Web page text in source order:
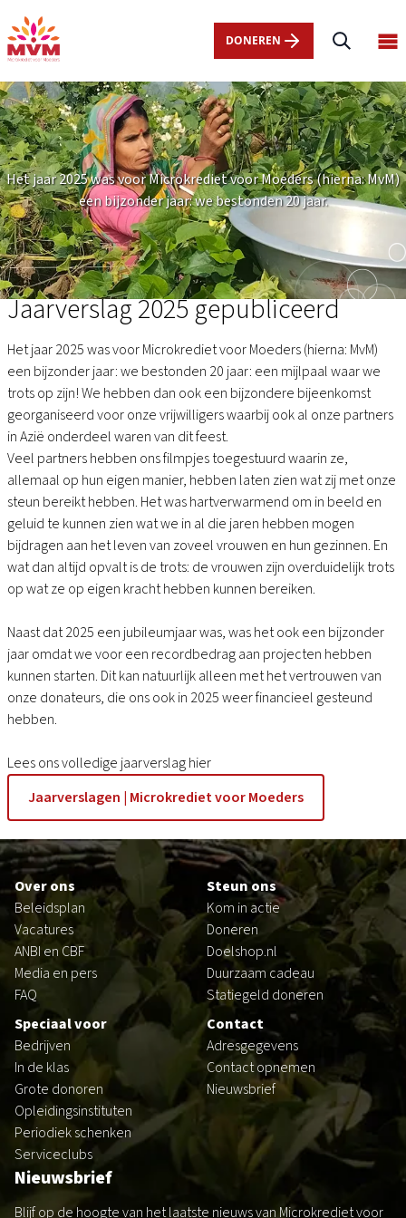
en
naar
inhoud
gaan
Main
navigation
nl
DONEREN
Het jaar 2025 was voor Microkrediet voor Moeders (hierna: MvM)
een bijzonder jaar: we bestonden 20 jaar.
Jaarverslag 2025 gepubliceerd
Het jaar 2025 was voor Microkrediet voor Moeders (hierna: MvM)
een bijzonder jaar: we bestonden 20 jaar: een mijlpaal waar we
trots op zijn! We hebben dan ook een bijzondere bijeenkomst
georganiseerd voor onze vrijwilligers waarbij ook al onze partners
in Azië onderdeel waren van dit feest.
Veel partners hebben ons filmpjes toegestuurd waarin ze,
allemaal op hun eigen manier, hebben laten zien wat zij met onze
steun bereikt hebben. Het was hartverwarmend om in beeld en
geluid te kunnen zien wat we in al die jaren hebben mogen
bijdragen aan het leven van zoveel vrouwen en hun gezinnen. En
wat dan altijd opvalt is de trots: de vrouwen zijn overduidelijk trots
op wat ze op eigen kracht hebben kunnen bereiken.
Naast dat 2025 een jubileumjaar was, was het ook een bijzonder
jaar omdat we voor een recordbedrag aan projecten hebben
kunnen starten. Dit kan natuurlijk alleen met het vertrouwen van
onze donateurs, die ons ook in 2025 weer financieel gesteund
hebben.
Lees ons volledige jaarverslag hier
Jaarverslagen | Microkrediet voor Moeders
Footer
Over ons
Beleidsplan
Vacatures
ANBI en CBF
Media en pers
FAQ
Steun ons
Kom in actie
Doneren
Doelshop.nl
Duurzaam cadeau
Statiegeld doneren
Speciaal voor
Bedrijven
In de klas
Grote donoren
Opleidingsinstituten
Periodiek schenken
Serviceclubs
Contact
Adresgegevens
Contact opnemen
Nieuwsbrief
Nieuwsbrief
Blijf op de hoogte van het laatste nieuws van Microkrediet voor